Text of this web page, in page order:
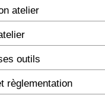
atelier
outils
règlementation